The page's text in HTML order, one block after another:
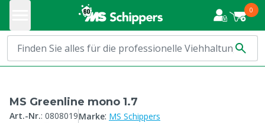
0
MS Greenline mono 1.7
Art.-Nr.: 0808019Marke: MS Schippers